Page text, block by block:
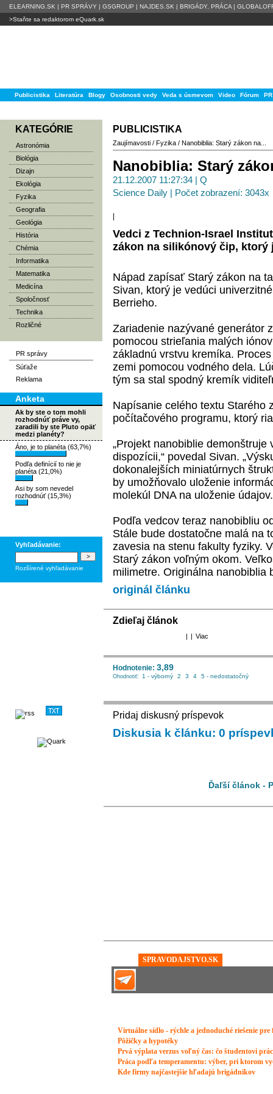
ELEARNING.SK | PR SPRÁVY | GSGROUP | NAJDES.SK | BRIGÁDY, PRÁCA |
>Staňte sa redaktorom eQuark.sk
Publicistika Literatúra Blogy Osobnosti vedy Veda s úsmevom Video Fórum
KATEGÓRIE
Astronómia
Biológia
Dizajn
Ekológia
Fyzika
Geografia
Geológia
História
Chémia
Informatika
Matematika
Medicína
Spoločnosť
Technika
Rozličné
PR správy
Súťaže
Reklama
Anketa
Ak by ste o tom mohli
rozhodnúť práve vy,
zaradili by ste Pluto opäť
medzi planéty?
Áno, je to planéta (63,7%)
Podľa definícií to nie je
planéta (21,0%)
Asi by som nevedel
rozhodnúť (15,3%)
Vyhľadávanie:
Rozšírené vyhľadávanie
PUBLICISTIKA
Zaujímavosti / Fyzika / Nanobiblia: Starý zákon na...
Nanobiblia: Starý
21.12.2007 11:27:34 | Q
Science Daily | Počet zobrazení: 3043x
Vedci z Technion-Israel
zákon na silikónový čip, ktorý
Nápad zapísať Starý zákon na
Sivan, ktorý je vedúci
Berrieho.
Zariadenie nazývané generátor
pomocou strieľania malých
základnú vrstvu kremíka.
zemi pomocou vodného dela.
tým sa stal spodný kremík
Napísanie celého textu Starého
počítačového programu, ktorý
„Projekt nanobiblie
dispozícii,“ povedal Sivan.
dokonalejších miniatúrnych
by umožňovalo uloženie
molekúl DNA na uloženie
Podľa vedcov teraz nanobibliu
Stále bude dostatočne malá na
zavesia na stenu fakulty fyziky.
Starý zákon voľným okom.
milimetre. Originálna nanobiblia
originál článku
Zdieľaj článok
| | Viac
Hodnotenie: 3,89
Ohodnotiť: 1 - výborný 2 3 4 5 - nedostatočný
Pridaj diskusný príspevok
Diskusia k článku: 0
Ďaľší článok -